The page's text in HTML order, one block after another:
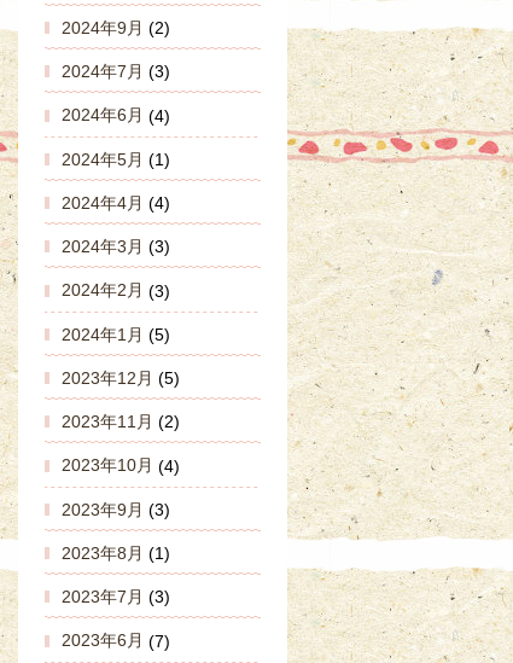
2024年9月 (2)
2024年7月 (3)
2024年6月 (4)
2024年5月 (1)
2024年4月 (4)
2024年3月 (3)
2024年2月 (3)
2024年1月 (5)
2023年12月 (5)
2023年11月 (2)
2023年10月 (4)
2023年9月 (3)
2023年8月 (1)
2023年7月 (3)
2023年6月 (7)